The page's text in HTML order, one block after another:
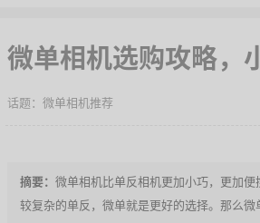
微单相机选购攻略，
微单相机推荐
微单相机比单反相机更加小巧，更加
较复杂的单反，微单就是更好的选择。那么